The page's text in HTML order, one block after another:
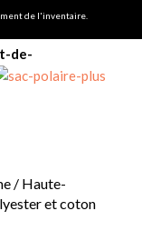
de l'inventaire.
/ Haute-
et coton